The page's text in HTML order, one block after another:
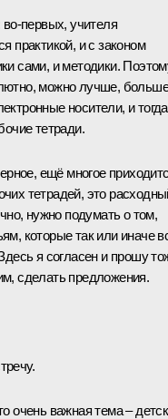
учителя
практикой, и с законом
сами, и методики.
можно лучше, больше
носители, и тогда
тетради.
ещё многое
тетрадей, это
нужно подумать о том,
которые так или иначе
я согласен и прошу
сделать предложения.
очень важная тема –